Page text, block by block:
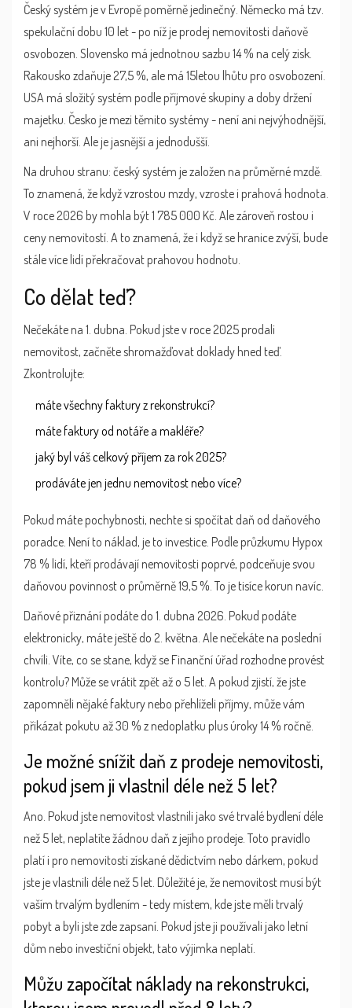
Český systém je v Evropě poměrně jedinečný. Německo má tzv.
spekulační dobu 10 let - po níž je prodej nemovitosti daňově
osvobozen. Slovensko má jednotnou sazbu 14 % na celý zisk.
Rakousko zdaňuje 27,5 %, ale má 15letou lhůtu pro osvobození.
USA má složitý systém podle příjmové skupiny a doby držení
majetku. Česko je mezi těmito systémy - není ani nejvýhodnější,
ani nejhorší. Ale je jasnější a jednodušší.
Na druhou stranu: český systém je založen na průměrné mzdě.
To znamená, že když vzrostou mzdy, vzroste i prahová hodnota.
V roce 2026 by mohla být 1 785 000 Kč. Ale zároveň rostou i
ceny nemovitostí. A to znamená, že i když se hranice zvýší, bude
stále více lidí překračovat prahovou hodnotu.
Co dělat teď?
Nečekáte na 1. dubna. Pokud jste v roce 2025 prodali
nemovitost, začněte shromažďovat doklady hned teď.
Zkontrolujte:
máte všechny faktury z rekonstrukcí?
máte faktury od notáře a makléře?
jaký byl váš celkový příjem za rok 2025?
prodáváte jen jednu nemovitost nebo více?
Pokud máte pochybnosti, nechte si spočítat daň od daňového
poradce. Není to náklad, je to investice. Podle průzkumu Hypox
78 % lidí, kteří prodávají nemovitosti poprvé, podceňuje svou
daňovou povinnost o průměrně 19,5 %. To je tisíce korun navíc.
Daňové přiznání podáte do 1. dubna 2026. Pokud podáte
elektronicky, máte ještě do 2. května. Ale nečekáte na poslední
chvíli. Víte, co se stane, když se Finanční úřad rozhodne provést
kontrolu? Může se vrátit zpět až o 5 let. A pokud zjistí, že jste
zapomněli nějaké faktury nebo přehlíželi příjmy, může vám
přikázat pokutu až 30 % z nedoplatku plus úroky 14 % ročně.
Je možné snížit daň z prodeje nemovitosti,
pokud jsem ji vlastnil déle než 5 let?
Ano. Pokud jste nemovitost vlastnili jako své trvalé bydlení déle
než 5 let, neplatíte žádnou daň z jejího prodeje. Toto pravidlo
platí i pro nemovitosti získané dědictvím nebo dárkem, pokud
jste je vlastnili déle než 5 let. Důležité je, že nemovitost musí být
vaším trvalým bydlením - tedy místem, kde jste měli trvalý
pobyt a byli jste zde zapsaní. Pokud jste ji používali jako letní
dům nebo investiční objekt, tato výjimka neplatí.
Můžu započítat náklady na rekonstrukci,